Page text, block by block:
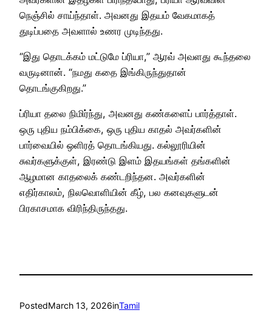
நெஞ்சில் சாய்ந்தாள். அவனது இதயம் வேகமாகத்
துடிப்பதை அவளால் உணர முடிந்தது.
“இது தொடக்கம் மட்டுமே ப்ரியா,” ஆரவ் அவளது கூந்தலை
வருடினான். “நமது கதை இங்கிருந்துதான்
தொடங்குகிறது.”
ப்ரியா தலை நிமிர்ந்து, அவனது கண்களைப் பார்த்தாள்.
ஒரு புதிய நம்பிக்கை, ஒரு புதிய காதல் அவர்களின்
பார்வையில் ஒளிரத் தொடங்கியது. கல்லூரியின்
சுவர்களுக்குள், இரண்டு இளம் இதயங்கள் தங்களின்
ஆழமான காதலைக் கண்டறிந்தன. அவர்களின்
எதிர்காலம், நிலவொளியின் கீழ், பல கனவுகளுடன்
பிரகாசமாக விரிந்திருந்தது.
PostedMarch 13, 2026inTamil